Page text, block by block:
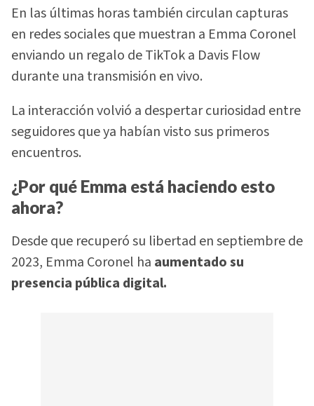
En las últimas horas también circulan capturas
en redes sociales que muestran a Emma Coronel
enviando un regalo de TikTok a Davis Flow
durante una transmisión en vivo.
La interacción volvió a despertar curiosidad entre
seguidores que ya habían visto sus primeros
encuentros.
¿Por qué Emma está haciendo esto
ahora?
Desde que recuperó su libertad en septiembre de
2023, Emma Coronel ha aumentado su
presencia pública digital.